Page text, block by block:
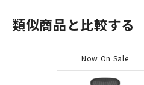
類似商品と比較する
Now On Sale